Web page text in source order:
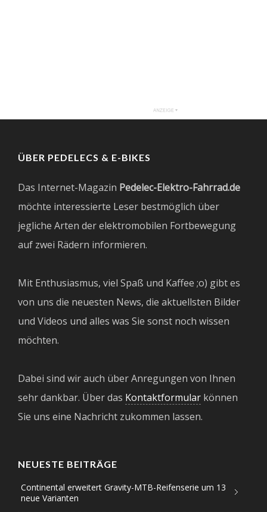
ÜBER PEDELECS & E-BIKES
Das Internet-Magazin Pedelec-Elektro-Fahrrad.de
möchte interessierte Leser bestmöglich über
jegliche Arten der elektromobilen Fortbewegung
auf zwei Rädern informieren.
Mit Enthusiasmus, viel Spaß und Kaffee ;o) gibt es
von uns die neuesten News, die aktuellsten Bilder
und Videos und alles was Sie sonst noch wissen
möchten.
Dabei sind wir auch über Anregungen von Ihnen
sehr dankbar. Über das Kontaktformular können
Sie uns eine Nachricht zukommen lassen.
NEUESTE BEITRÄGE
Continental erweitert Gravity-MTB-Reifenserie um 13
neue Varianten